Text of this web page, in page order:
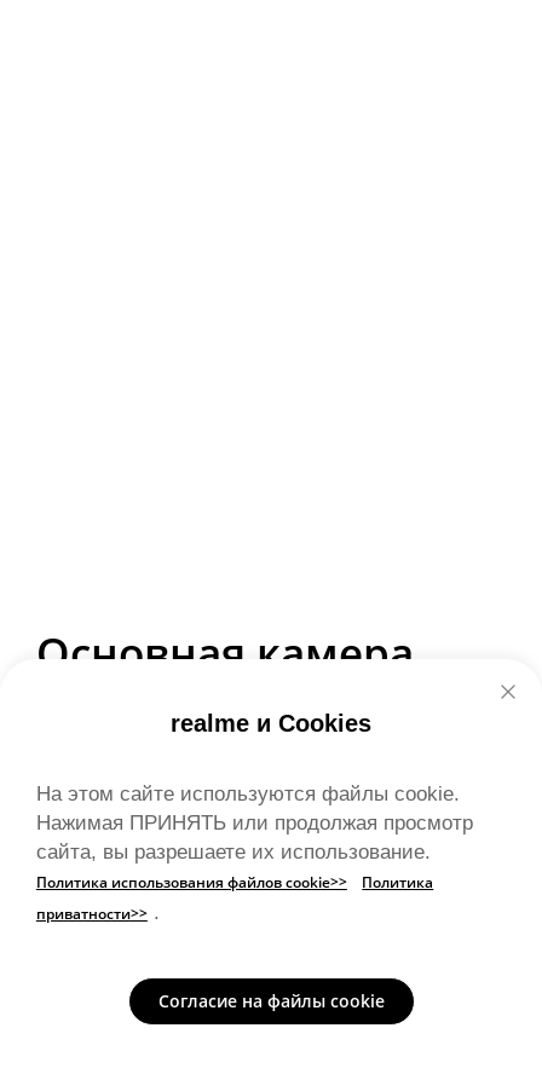
Сенсор флагманского уровня от Sony,
превосходящий конкурентов в своем сегменте,
обеспечивая более четкое, чистое
диапазон. Запечатлейте потрясающие детали и
естественные цвета на каждом снимке.
24 мм ЭФР
Поддержка видео 4К
Основная камера
Sony 50 МП с OIS
realme и Cookies
На этом сайте используются файлы cookie.
Нажимая ПРИНЯТЬ или продолжая просмотр
сайта, вы разрешаете их использование.
Политика использования файлов cookie>>
Политика
приватности>>.
Согласие на файлы cookie